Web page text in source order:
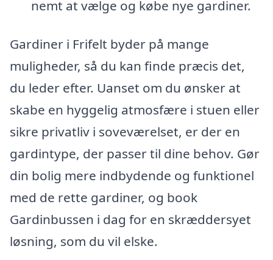
nemt at vælge og købe nye gardiner.
Gardiner i Frifelt byder på mange
muligheder, så du kan finde præcis det,
du leder efter. Uanset om du ønsker at
skabe en hyggelig atmosfære i stuen eller
sikre privatliv i soveværelset, er der en
gardintype, der passer til dine behov. Gør
din bolig mere indbydende og funktionel
med de rette gardiner, og book
Gardinbussen i dag for en skræddersyet
løsning, som du vil elske.